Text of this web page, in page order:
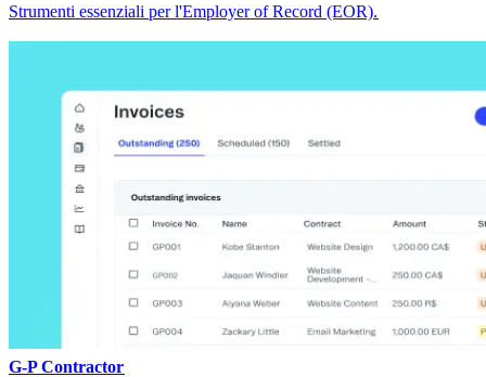
Strumenti essenziali per l'Employer of Record (EOR).​​
G-P Contractor​​